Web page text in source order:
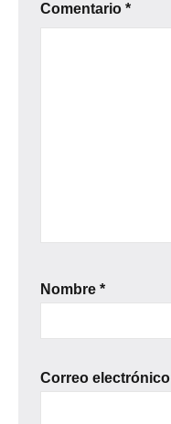
Comentario *
Nombre *
Correo electrónico